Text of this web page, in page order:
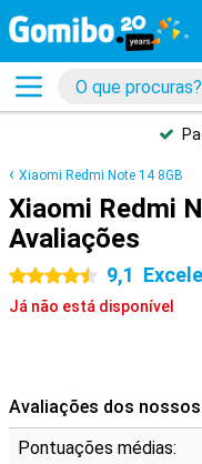
Xiaomi Redmi Note 14 8GB
Xiaomi Redmi
Avaliações
4.5 estrelas 9,1
Já não está disponível
Avaliações dos
Pontuações médias: